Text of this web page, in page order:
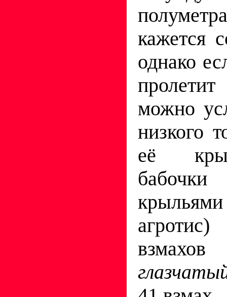
кажется
однако
можно
низкого
её